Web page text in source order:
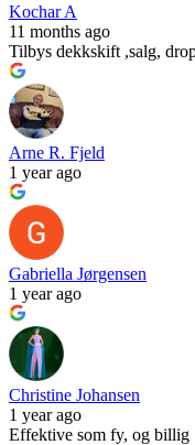
Kochar A
11 months ago
Tilbys dekkskift ,salg,
Arne R. Fjeld
1 year ago
Gabriella Jørgensen
1 year ago
Christine Johansen
1 year ago
Effektive som fy, og billig